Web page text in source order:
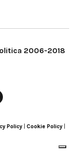
2006-2018
Policy| Cookie Policy|